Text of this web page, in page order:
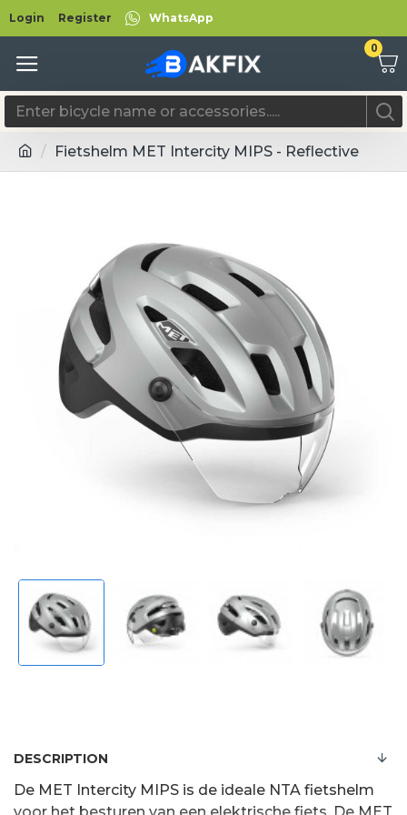
Login Register WhatsApp
0
Fietshelm MET Intercity MIPS - Reflective
DESCRIPTION
De MET Intercity MIPS is de ideale NTA fietshelm
voor het besturen van een elektrische fiets. De MET